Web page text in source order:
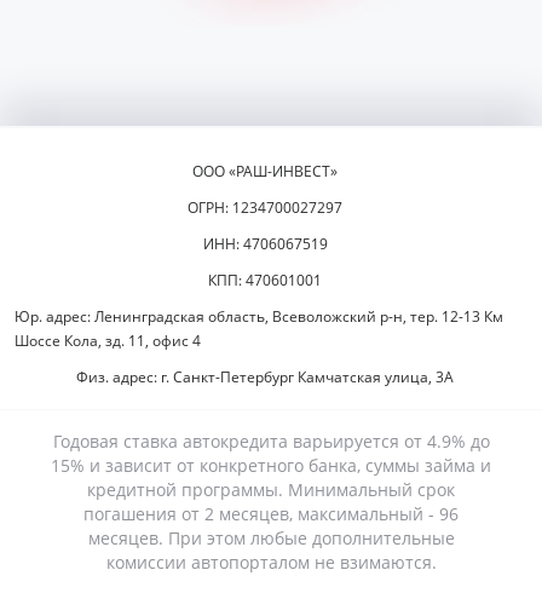
ООО «РАШ-ИНВЕСТ»
ОГРН: 1234700027297
ИНН: 4706067519
КПП: 470601001
Юр. адрес: Ленинградская область, Всеволожский р-н, тер. 12-13 Км
Шоссе Кола, зд. 11, офис 4
Физ. адрес: г. Санкт-Петербург Камчатская улица, 3А
Годовая ставка автокредита варьируется от 4.9% до
15% и зависит от конкретного банка, суммы займа и
кредитной программы. Минимальный срок
погашения от 2 месяцев, максимальный - 96
месяцев. При этом любые дополнительные
комиссии автопорталом не взимаются.